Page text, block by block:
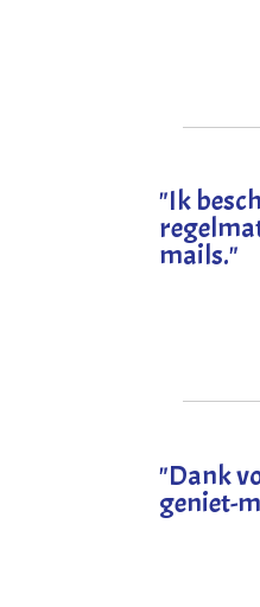
"Ik
mails."
"Dank
geniet-